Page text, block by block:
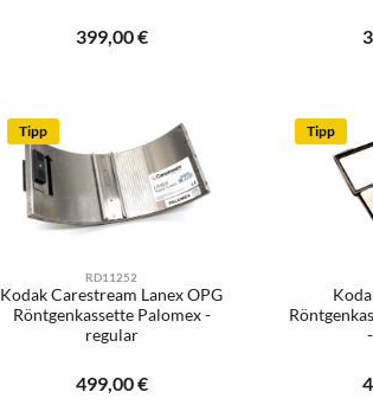
Regulärer Preis:
399,00 €
Tipp
RD11252
Kodak Carestream Lanex OPG
Röntgenkassette Palomex -
regular
Regulärer Preis:
499,00 €
Tipp